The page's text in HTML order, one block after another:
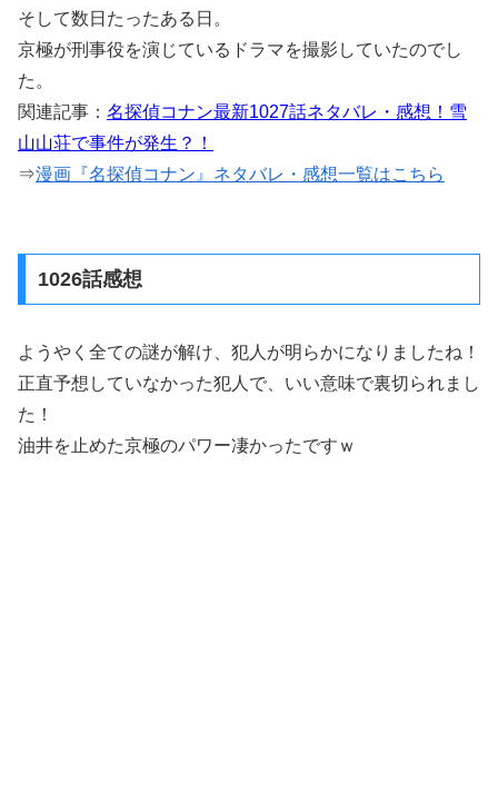
そして数日たったある日。
京極が刑事役を演じているドラマを撮影していたのでし
た。
関連記事： 名探偵コナン最新1027話ネタバレ・感想！雪
山山荘で事件が発生？！
⇒漫画『名探偵コナン』ネタバレ・感想一覧はこちら
1026話感想
ようやく全ての謎が解け、犯人が明らかになりましたね！
正直予想していなかった犯人で、いい意味で裏切られまし
た！
油井を止めた京極のパワー凄かったですｗ